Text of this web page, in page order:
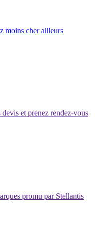
moins cher ailleurs
et prenez rendez-vous
promu par Stellantis